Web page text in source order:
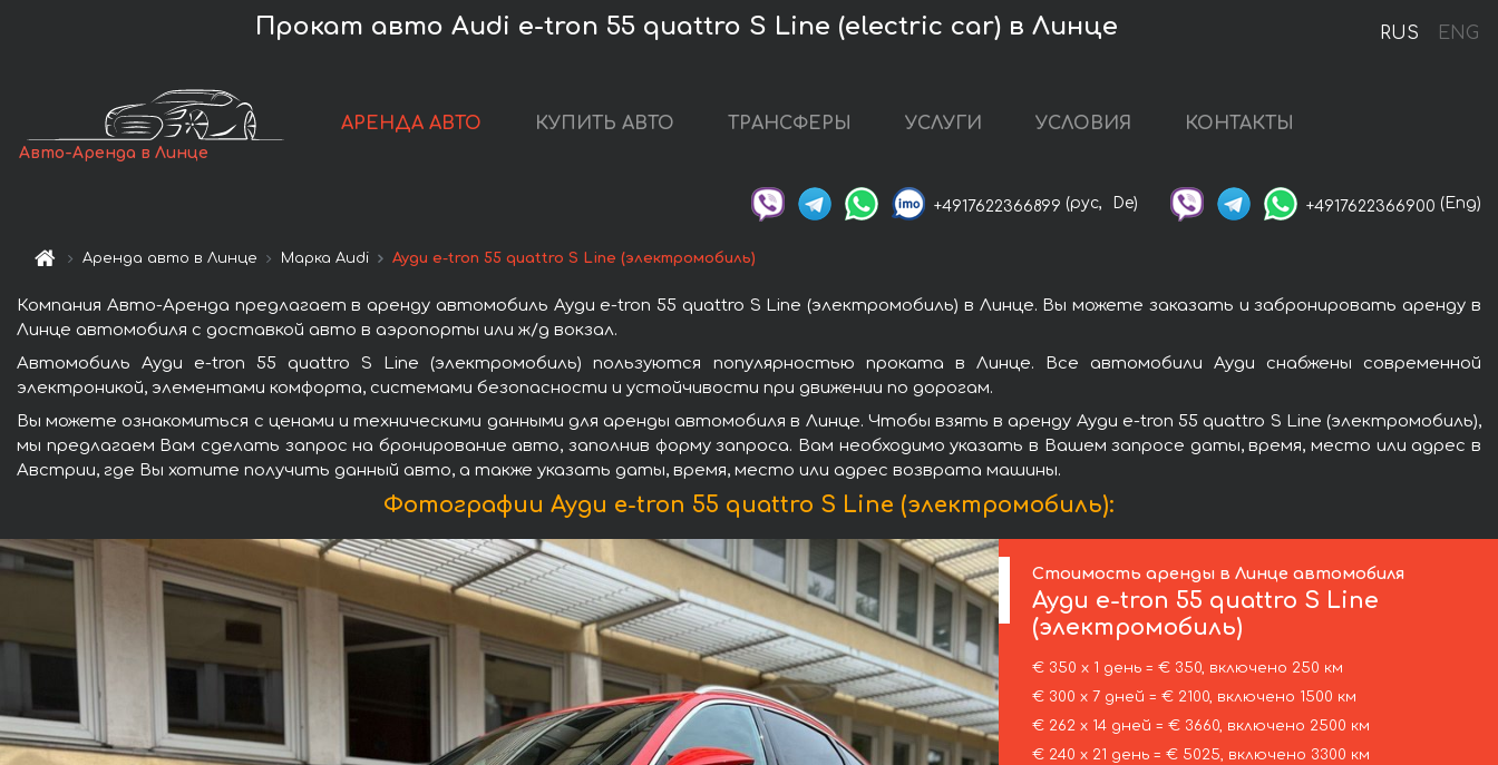
RUS ENG
Прокат авто Audi e-tron 55 quattro S Line (electric car) в Линце
Авто-Аренда в Линце
АРЕНДА АВТО КУПИТЬ АВТО ТРАНСФЕРЫ УСЛУГИ УСЛОВИЯ КОНТАКТЫ
+4917622366899 (рус, De) +4917622366900 (Eng)
Аренда авто в Линце Марка Audi Ауди e-tron 55 quattro S Line (электромобиль)
Компания Авто-Аренда предлагает в аренду автомобиль Ауди e-tron 55 quattro S Line (электромобиль) в Линце. Вы можете заказать и забронировать аренду в
Линце автомобиля с доставкой авто в аэропорты или ж/д вокзал.
Автомобиль Ауди e-tron 55 quattro S Line (электромобиль) пользуются популярностью проката в Линце. Все автомобили Ауди снабжены современной
электроникой, элементами комфорта, системами безопасности и устойчивости при движении по дорогам.
Вы можете ознакомиться с ценами и техническими данными для аренды автомобиля в Линце. Чтобы взять в аренду Ауди e-tron 55 quattro S Line (электромобиль),
мы предлагаем Вам сделать запрос на бронирование авто, заполнив форму запроса. Вам необходимо указать в Вашем запросе даты, время, место или адрес в
Австрии, где Вы хотите получить данный авто, а также указать даты, время, место или адрес возврата машины.
Фотографии Ауди e-tron 55 quattro S Line (электромобиль):
Стоимость аренды в Линце автомобиля
Ауди e-tron 55 quattro S Line
(электромобиль)
€ 350 х 1 день = € 350, включено 250 км
€ 300 х 7 дней = € 2100, включено 1500 км
€ 262 х 14 дней = € 3660, включено 2500 км
€ 240 х 21 день = € 5025, включено 3300 км